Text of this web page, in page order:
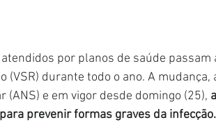
por planos de saúde passam
(VSR) durante todo o ano. A mudança,
(ANS) e em vigor desde domingo (25),
prevenir formas graves da infecção.